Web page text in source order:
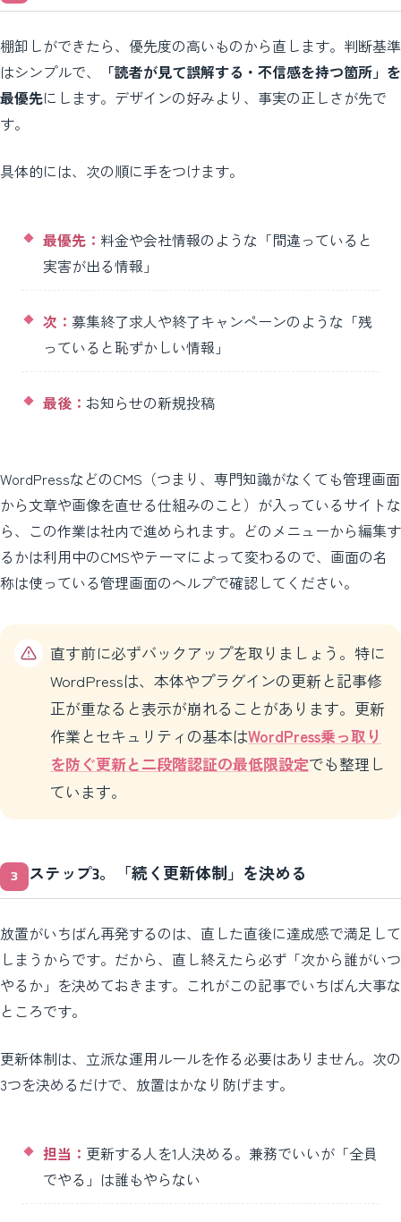
棚卸しができたら、優先度の高いものから直します。判断基準
はシンプルで、
「読者が見て誤解する・不信感を持つ箇所」を
最優先にします。デザインの好みより、事実の正しさが先で
す。
具体的には、次の順に手をつけます。
最優先： 料金や会社情報のような「間違っていると
実害が出る情報」
次： 募集終了求人や終了キャンペーンのような「残
っていると恥ずかしい情報」
最後： お知らせの新規投稿
WordPressなどのCMS（つまり、専門知識がなくても管理画面
から文章や画像を直せる仕組みのこと）が入っているサイトな
ら、この作業は社内で進められます。どのメニューから編集す
るかは利用中のCMSやテーマによって変わるので、画面の名
称は使っている管理画面のヘルプで確認してください。
直す前に必ずバックアップを取りましょう。特に
WordPressは、本体やプラグインの更新と記事修
正が重なると表示が崩れることがあります。更新
作業とセキュリティの基本はWordPress乗っ取り
を防ぐ更新と二段階認証の最低限設定でも整理し
ています。
ステップ3。「続く更新体制」を決める
放置がいちばん再発するのは、直した直後に達成感で満足して
しまうからです。だから、直し終えたら必ず「次から誰がいつ
やるか」を決めておきます。これがこの記事でいちばん大事な
ところです。
更新体制は、立派な運用ルールを作る必要はありません。次の
3つを決めるだけで、放置はかなり防げます。
担当： 更新する人を1人決める。兼務でいいが「全員
でやる」は誰もやらない